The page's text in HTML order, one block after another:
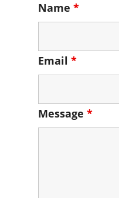
Name *
Email *
Message *